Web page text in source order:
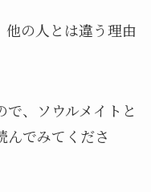
他の人とは違う理由
、ソウルメイトと
んでみてくださ